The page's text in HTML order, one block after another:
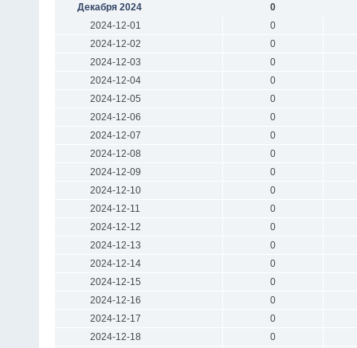
Декабря 2024
0
2024-12-01
0
2024-12-02
0
2024-12-03
0
2024-12-04
0
2024-12-05
0
2024-12-06
0
2024-12-07
0
2024-12-08
0
2024-12-09
0
2024-12-10
0
2024-12-11
0
2024-12-12
0
2024-12-13
0
2024-12-14
0
2024-12-15
0
2024-12-16
0
2024-12-17
0
2024-12-18
0